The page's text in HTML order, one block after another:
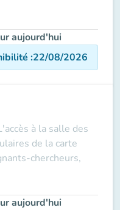
aujourd'hui
:22/08/2026
à la salle des
de la carte
chercheurs,
aujourd'hui